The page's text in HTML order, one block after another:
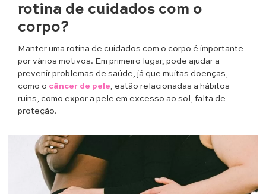
rotina de cuidados com o
corpo?
Manter uma rotina de cuidados com o corpo é importante
por vários motivos. Em primeiro lugar, pode ajudar a
prevenir problemas de saúde, já que muitas doenças,
como o câncer de pele , estão relacionadas a hábitos
ruins, como expor a pele em excesso ao sol, falta de
proteção.